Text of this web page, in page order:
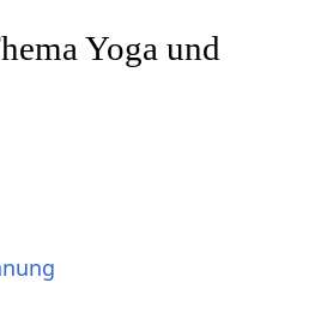
Yoga und